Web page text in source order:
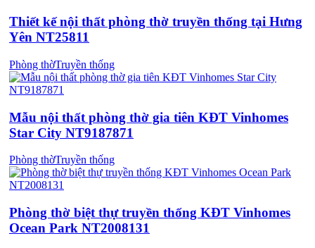
Thiết kế nội thất phòng thờ truyền thống tại Hưng
Yên NT25811
Phòng thờTruyền thống
Mẫu nội thất phòng thờ gia tiên KĐT Vinhomes
Star City NT9187871
Phòng thờTruyền thống
Phòng thờ biệt thự truyền thống KĐT Vinhomes
Ocean Park NT2008131